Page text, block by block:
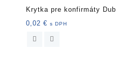
Krytka pre konfirmáty Dub
0,02 € s DPH